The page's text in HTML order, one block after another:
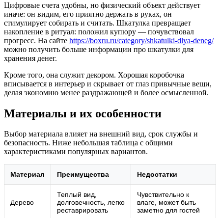
Цифровые счета удобны, но физический объект действует
иначе: он видим, его приятно держать в руках, он
стимулирует собирать и считать. Шкатулка превращает
накопление в ритуал: положил купюру — почувствовал
прогресс. На сайте https://boxru.ru/category/shkatulki-dlya-deneg/
можно получить больше информации про шкатулки для
хранения денег.
Кроме того, она служит декором. Хорошая коробочка
вписывается в интерьер и скрывает от глаз привычные вещи,
делая экономию менее раздражающей и более осмысленной.
Материалы и их особенности
Выбор материала влияет на внешний вид, срок службы и
безопасность. Ниже небольшая таблица с общими
характеристиками популярных вариантов.
Материал Преимущества Недостатки
Дерево
Теплый вид,
долговечность, легко
реставрировать
Чувствительно к
влаге, может быть
заметно для гостей